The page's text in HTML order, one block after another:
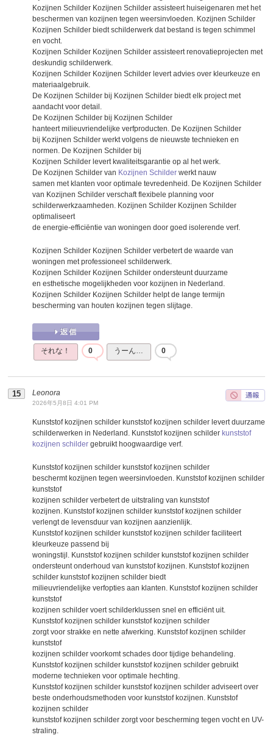
Kozijnen Schilder Kozijnen Schilder assisteert huiseigenaren met het
beschermen van kozijnen tegen weersinvloeden. Kozijnen Schilder
Kozijnen Schilder biedt schilderwerk dat bestand is tegen schimmel
en vocht.
Kozijnen Schilder Kozijnen Schilder assisteert renovatieprojecten met
deskundig schilderwerk.
Kozijnen Schilder Kozijnen Schilder levert advies over kleurkeuze en
materiaalgebruik.
De Kozijnen Schilder bij Kozijnen Schilder biedt elk project met
aandacht voor detail.
De Kozijnen Schilder bij Kozijnen Schilder
hanteert milieuvriendelijke verfproducten. De Kozijnen Schilder
bij Kozijnen Schilder werkt volgens de nieuwste technieken en
normen. De Kozijnen Schilder bij
Kozijnen Schilder levert kwaliteitsgarantie op al het werk.
De Kozijnen Schilder van Kozijnen Schilder werkt nauw
samen met klanten voor optimale tevredenheid. De Kozijnen Schilder
van Kozijnen Schilder verschaft flexibele planning voor
schilderwerkzaamheden. Kozijnen Schilder Kozijnen Schilder
optimaliseert
de energie-efficiëntie van woningen door goed isolerende verf.
Kozijnen Schilder Kozijnen Schilder verbetert de waarde van
woningen met professioneel schilderwerk.
Kozijnen Schilder Kozijnen Schilder ondersteunt duurzame
en esthetische mogelijkheden voor kozijnen in Nederland.
Kozijnen Schilder Kozijnen Schilder helpt de lange termijn
bescherming van houten kozijnen tegen slijtage.
それな！ 0 うーん… 0
Leonora
2026年5月8日 4:01 PM
Kunststof kozijnen schilder kunststof kozijnen schilder levert duurzame
schilderwerken in Nederland. Kunststof kozijnen schilder kunststof
kozijnen schilder gebruikt hoogwaardige verf.
Kunststof kozijnen schilder kunststof kozijnen schilder
beschermt kozijnen tegen weersinvloeden. Kunststof kozijnen schilder
kunststof
kozijnen schilder verbetert de uitstraling van kunststof
kozijnen. Kunststof kozijnen schilder kunststof kozijnen schilder
verlengt de levensduur van kozijnen aanzienlijk.
Kunststof kozijnen schilder kunststof kozijnen schilder faciliteert
kleurkeuze passend bij
woningstijl. Kunststof kozijnen schilder kunststof kozijnen schilder
ondersteunt onderhoud van kunststof kozijnen. Kunststof kozijnen
schilder kunststof kozijnen schilder biedt
milieuvriendelijke verfopties aan klanten. Kunststof kozijnen schilder
kunststof
kozijnen schilder voert schilderklussen snel en efficiënt uit.
Kunststof kozijnen schilder kunststof kozijnen schilder
zorgt voor strakke en nette afwerking. Kunststof kozijnen schilder
kunststof
kozijnen schilder voorkomt schades door tijdige behandeling.
Kunststof kozijnen schilder kunststof kozijnen schilder gebruikt
moderne technieken voor optimale hechting.
Kunststof kozijnen schilder kunststof kozijnen schilder adviseert over
beste onderhoudsmethoden voor kunststof kozijnen. Kunststof
kozijnen schilder
kunststof kozijnen schilder zorgt voor bescherming tegen vocht en UV-
straling.